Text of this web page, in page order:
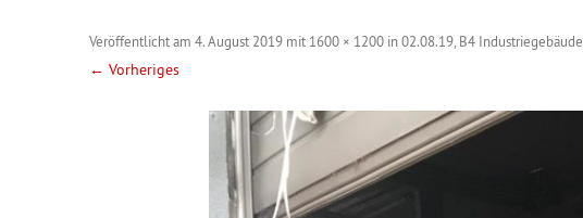
Veröffentlicht am 4. August 2019 mit 1600 × 1200 in02.08.19, B4 Industriegebäude
← Vorheriges